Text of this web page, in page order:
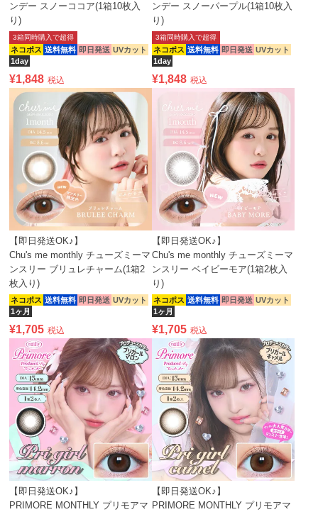
ンデー スノーココア(1箱10枚入
り)
ネコポス 送料無料 即日発送 UVカット
1day
3箱同時購入で超得
¥1,848 税込
ンデー スノーパープル(1箱10枚入
り)
ネコポス 送料無料 即日発送 UVカット
1day
3箱同時購入で超得
¥1,848 税込
【即日発送OK♪】
Chu's me monthly チューズミーマ
ンスリー ブリュレチャーム(1箱2
枚入り)
ネコポス 送料無料 即日発送 UVカット
1ヶ月
¥1,705 税込
【即日発送OK♪】
Chu's me monthly チューズミーマ
ンスリー ベイビーモア(1箱2枚入
り)
ネコポス 送料無料 即日発送 UVカット
1ヶ月
¥1,705 税込
【即日発送OK♪】
PRIMORE MONTHLY プリモアマ
【即日発送OK♪】
PRIMORE MONTHLY プリモアマ